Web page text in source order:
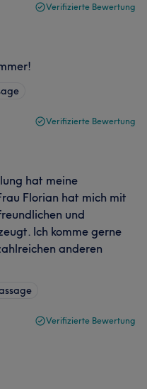
Verifizierte Bewertung
Verifizierte Bewertung
hat meine
Florian hat mich mit
und
Ich komme gerne
anderen
Verifizierte Bewertung